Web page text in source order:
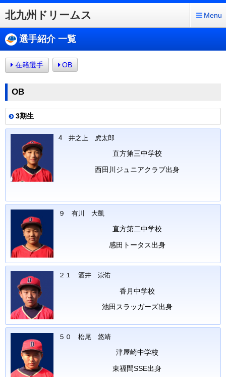
北九州ドリームス Menu
選手紹介 一覧
在籍選手 OB
OB
3期生
4 井之上 虎太郎
直方第三中学校
西田川ジュニアクラブ出身
９ 有川 大凱
直方第二中学校
感田トータス出身
２１ 酒井 崇佑
香月中学校
池田スラッガーズ出身
５０ 松尾 悠靖
津屋崎中学校
東福間SSE出身